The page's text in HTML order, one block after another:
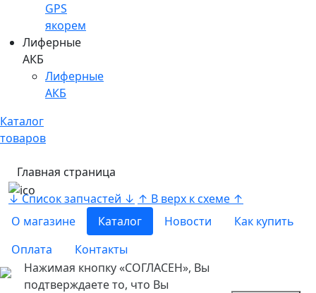
GPS
якорем
Лиферные
АКБ
Лиферные
АКБ
Каталог
товаров
Главная страница
↓ Список запчастей ↓ ↑ В верх к схеме ↑
О магазине
Каталог Новости
Как купить
Оплата
Контакты
Нажимая кнопку «СОГЛАСЕН», Вы
подтверждаете то, что Вы